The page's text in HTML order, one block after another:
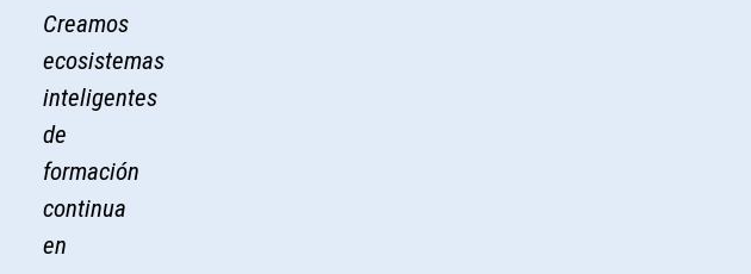
Creamos
ecosistemas
inteligentes
de
formación
continua
en